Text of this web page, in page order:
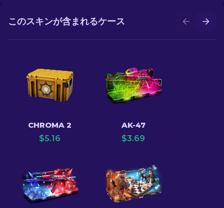
このスキンが含まれるケース
CHROMA 2
$5.16
AK-47
$3.69